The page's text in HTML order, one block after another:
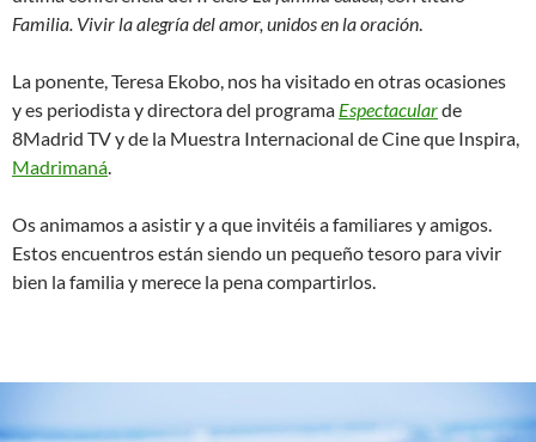
Familia. Vivir la alegría del amor, unidos en la oración.
La ponente, Teresa Ekobo, nos ha visitado en otras ocasiones
y es periodista y directora del programa Espectacularde
8Madrid TV y de la Muestra Internacional de Cine que Inspira,
Madrimaná.
Os animamos a asistir y a que invitéis a familiares y amigos.
Estos encuentros están siendo un pequeño tesoro para vivir
bien la familia y merece la pena compartirlos.